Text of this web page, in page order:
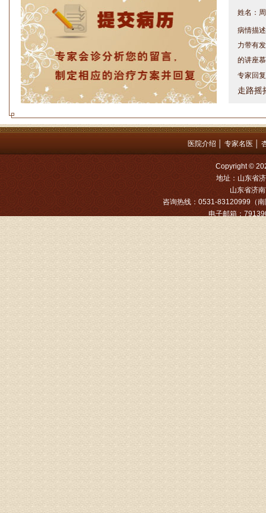
病情描
力带有
的讲座
专家回
走路摇
睡或失
方案，
是：
姓名：
病情描
专家回
姓名：
病情描
专家回
姓名：
病情描
物灌注
来院就
姓名：
专家回
由于来
姓名
病情描
专家回
医院介绍 专家名医
Copyright ©
地址：山东省
山东省济南
咨询热线：0531-83120999（
电子邮箱：